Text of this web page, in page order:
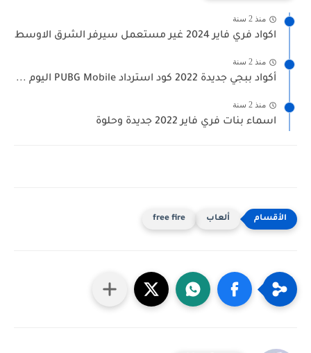
منذ 2 سنة
اكواد فري فاير 2024 غير مستعمل سيرفر الشرق الاوسط
منذ 2 سنة
أكواد ببجي جديدة 2022 كود استرداد PUBG Mobile اليوم ...
منذ 2 سنة
اسماء بنات فري فاير 2022 جديدة وحلوة
ألعاب free fire